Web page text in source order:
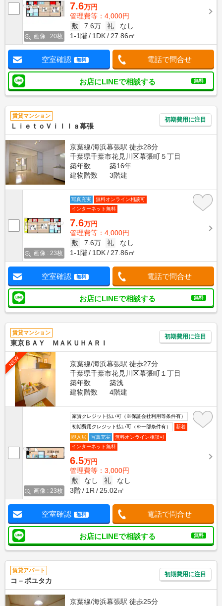
画像 : 20枚
7.6万円
管理費等：4,000円
敷
7.6万 礼
なし
1-1階
1DK 27.86㎡
空室確認 無料 電話で問合せ
お店にLINEで相談する 無料
賃貸マンション
ＬｉｅｔｏＶｉｌｌａ幕張
初期費用に注目
京葉線/海浜幕張駅 徒歩28分
千葉県千葉市花見川区幕張町５丁目
築年数
築16年
建物階数
3階建
画像 : 23枚
写真充実
無料オンライン相談可
インターネット無料
7.6万円
管理費等：4,000円
敷
7.6万 礼
なし
1-1階
1DK 27.86㎡
空室確認 無料 電話で問合せ
お店にLINEで相談する 無料
賃貸マンション
東京ＢＡＹ ＭＡＫＵＨＡＲＩ
初期費用に注目
NEW
京葉線/海浜幕張駅 徒歩27分
千葉県千葉市花見川区幕張町１丁目
築年数
築浅
建物階数
4階建
画像 : 23枚
家賃クレジット払い可（※保証会社利用等条件有）
初期費用クレジット払い可（※一部条件有）
新着
即入居
写真充実
無料オンライン相談可
インターネット無料
6.5万円
管理費等：3,000円
敷
なし 礼
なし
3階
1R 25.02㎡
空室確認 無料 電話で問合せ
お店にLINEで相談する 無料
賃貸アパート
コ－ポユタカ
初期費用に注目
京葉線/海浜幕張駅 徒歩25分